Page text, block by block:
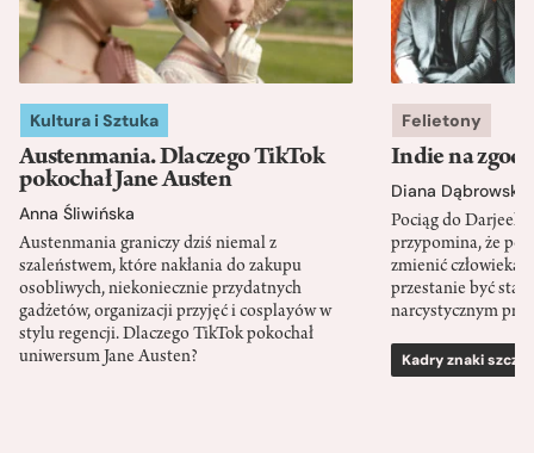
Kultura i Sztuka
Austenmania. Dlaczego TikTok
pokochał Jane Austen
Anna Śliwińska
Austenmania graniczy dziś niemal z
szaleństwem, które nakłania do zakupu
osobliwych, niekoniecznie przydatnych
gadżetów, organizacji przyjęć i cosplayów w
stylu regencji. Dlaczego TikTok pokochał
uniwersum Jane Austen?
Felietony
Indie na
Diana Dąbrowska
Pociąg do
przypomina, że
zmienić człowieka
przestanie być
narcystycznym
Kadry znaki